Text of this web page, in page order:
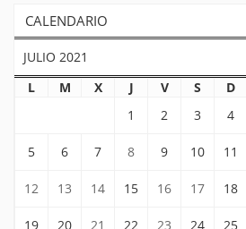
CALENDARIO
JULIO 2021
L
M X J V S
D
1
2 3 4
5 6 7 8 9 10 11
12 13 14 15 16 17 18
19 20 21 22 23 24 25